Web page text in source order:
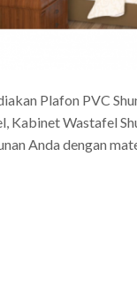
Plafon PVC
Kabinet Wastafel
Anda dengan